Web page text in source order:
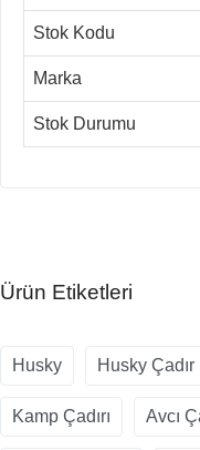
Stok Kodu
Marka
Stok Durumu
Ürün Etiketleri
Husky Husky Çadır
Kamp Çadırı Avcı